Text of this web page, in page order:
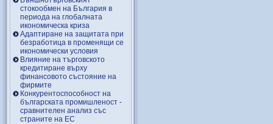
стокообмен на България в
периода на глобалната
икономическа криза
Адаптиране на защитата при
безработица в променящи се
икономически условия
Влияние на търговското
кредитиране върху
финансовото състояние на
фирмите
Конкурентоспособност на
българската промишленост -
сравнителен анализ със
страните на ЕС